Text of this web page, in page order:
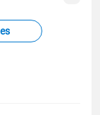
Previsão
dados